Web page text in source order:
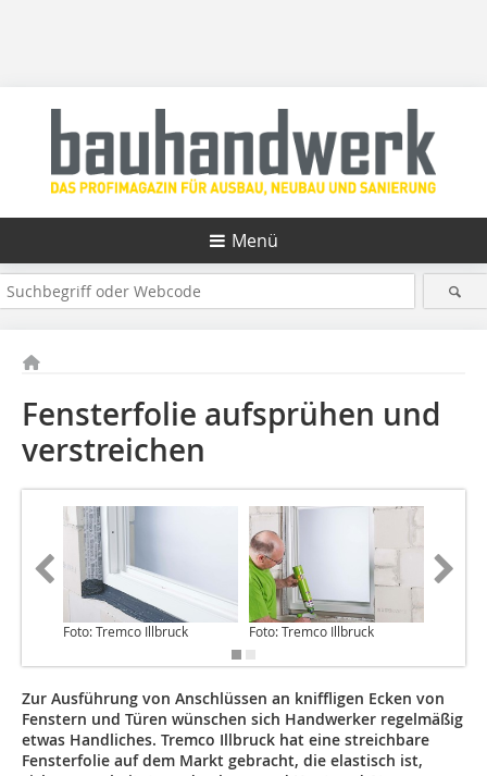
Menü
Fensterfolie aufsprühen und
verstreichen
Foto: Tremco Illbruck Foto: Tremco Illbruck
Zur Ausführung von Anschlüssen an kniffligen Ecken von
Fenstern und Türen wünschen sich Handwerker regelmäßig
etwas Handliches. Tremco Illbruck hat eine streichbare
Fensterfolie auf dem Markt gebracht, die elastisch ist,